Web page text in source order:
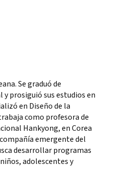
Se graduó de
prosiguió sus estudios en
en Diseño de la
como profesora de
Hankyong, en Corea
emergente del
desarrollar programas
adolescentes y